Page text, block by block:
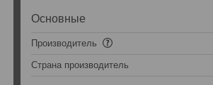
Основные
Производитель
Страна производитель